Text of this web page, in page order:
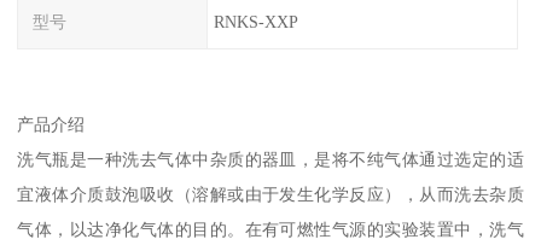
型号 RNKS-XXP
产品介绍
洗气瓶是一种洗去气体中杂质的器皿，是将不纯气体通过选定的适
宜液体介质鼓泡吸收（溶解或由于发生化学反应），从而洗去杂质
气体，以达净化气体的目的。在有可燃性气源的实验装置中，洗气